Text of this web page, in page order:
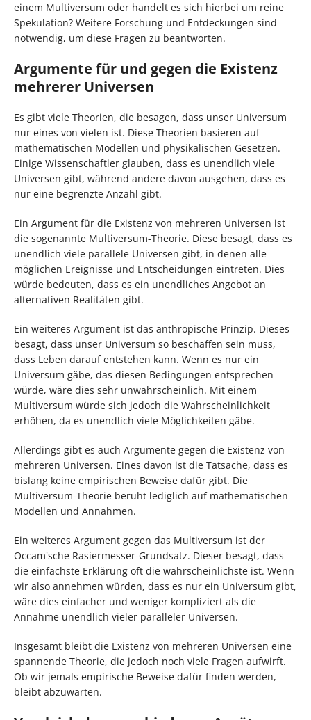
einem Multiversum oder handelt es sich hierbei um reine
Spekulation? Weitere Forschung und Entdeckungen sind
notwendig, um diese Fragen zu beantworten.
Argumente für und gegen die Existenz
mehrerer Universen
Es gibt viele Theorien, die besagen, dass unser Universum
nur eines von vielen ist. Diese Theorien basieren auf
mathematischen Modellen und physikalischen Gesetzen.
Einige Wissenschaftler glauben, dass es unendlich viele
Universen gibt, während andere davon ausgehen, dass es
nur eine begrenzte Anzahl gibt.
Ein Argument für die Existenz von mehreren Universen ist
die sogenannte Multiversum-Theorie. Diese besagt, dass es
unendlich viele parallele Universen gibt, in denen alle
möglichen Ereignisse und Entscheidungen eintreten. Dies
würde bedeuten, dass es ein unendliches Angebot an
alternativen Realitäten gibt.
Ein weiteres Argument ist das anthropische Prinzip. Dieses
besagt, dass unser Universum so beschaffen sein muss,
dass Leben darauf entstehen kann. Wenn es nur ein
Universum gäbe, das diesen Bedingungen entsprechen
würde, wäre dies sehr unwahrscheinlich. Mit einem
Multiversum würde sich jedoch die Wahrscheinlichkeit
erhöhen, da es unendlich viele Möglichkeiten gäbe.
Allerdings gibt es auch Argumente gegen die Existenz von
mehreren Universen. Eines davon ist die Tatsache, dass es
bislang keine empirischen Beweise dafür gibt. Die
Multiversum-Theorie beruht lediglich auf mathematischen
Modellen und Annahmen.
Ein weiteres Argument gegen das Multiversum ist der
Occam'sche Rasiermesser-Grundsatz. Dieser besagt, dass
die einfachste Erklärung oft die wahrscheinlichste ist. Wenn
wir also annehmen würden, dass es nur ein Universum gibt,
wäre dies einfacher und weniger kompliziert als die
Annahme unendlich vieler paralleler Universen.
Insgesamt bleibt die Existenz von mehreren Universen eine
spannende Theorie, die jedoch noch viele Fragen aufwirft.
Ob wir jemals empirische Beweise dafür finden werden,
bleibt abzuwarten.